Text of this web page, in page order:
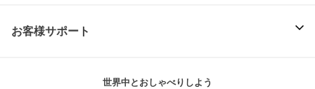
お客様サポート
世界中とおしゃべりしよう